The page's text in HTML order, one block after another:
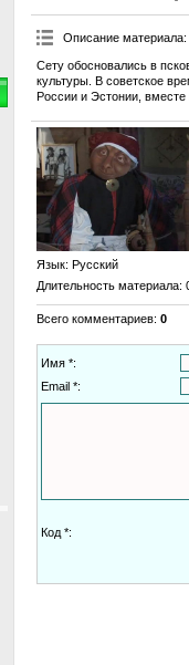
Описание материала:
Сету обосновались в
культуры. В советское
России и Эстонии, вместе
Язык: Русский
Длительность материала:
Всего комментариев: 0
Имя *:
Email *:
Код *: